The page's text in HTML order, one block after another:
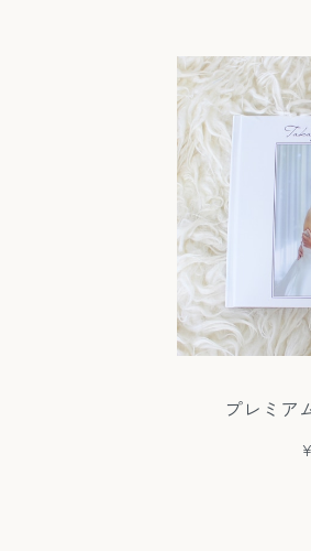
プレミア